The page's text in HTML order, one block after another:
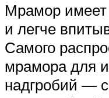
Мрамор имеет
и легче
Самого
мрамора для
надгробий —